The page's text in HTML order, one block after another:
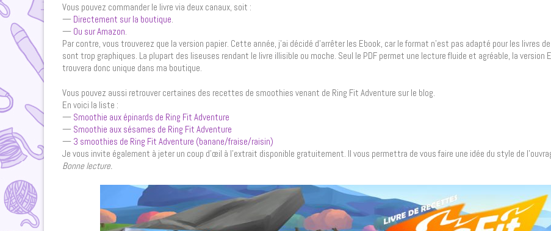
Vous pouvez commander le livre via deux canaux, soit :
— Directement sur la boutique.
— Ou sur Amazon.
Par contre, vous trouverez que la version papier. Cette année, j’ai décidé d’arrêter les Ebook, car le format n’est pas adapté pour les livres
sont trop graphiques. La plupart des liseuses rendant le livre illisible ou moche. Seul le PDF permet une lecture fluide et agréable, la version
trouvera donc unique dans ma boutique.
Vous pouvez aussi retrouver certaines des recettes de smoothies venant de Ring Fit Adventure sur le blog.
En voici la liste :
— Smoothie aux épinards de Ring Fit Adventure
— Smoothie aux sésames de Ring Fit Adventure
— 3 smoothies de Ring Fit Adventure (banane/fraise/raisin)
Je vous invite également à jeter un coup d’œil à l’extrait disponible gratuitement. Il vous permettra de vous faire une idée du style de
Bonne lecture.